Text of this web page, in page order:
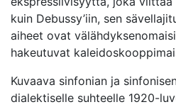
kuin Debussy’iin, sen
aiheet ovat
hakeutuvat
Kuvaava sinfonian ja
dialektiselle suhteelle 1920-